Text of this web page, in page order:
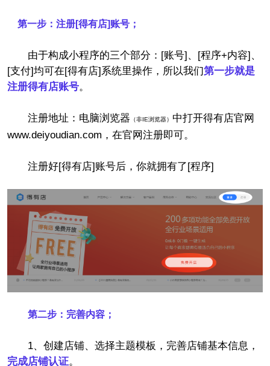
第一步：注册[得有店]账号；
由于构成小程序的三个部分：[账号]、[程序+内容]、
[支付]均可在[得有店]系统里操作，所以我们第一步就是
注册得有店账号。
注册地址：电脑浏览器 （非IE浏览器） 中打开得有店官网
www.deiyoudian.com，在官网注册即可。
注册好[得有店]账号后，你就拥有了[程序]
第二步：完善内容；
1、创建店铺、选择主题模板，完善店铺基本信息，
完成店铺认证。